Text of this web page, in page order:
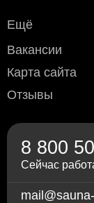
банк;
1.449
Полок
Ещё
Вакансии
Карта сайта
Отзывы
8 800
Сейчас